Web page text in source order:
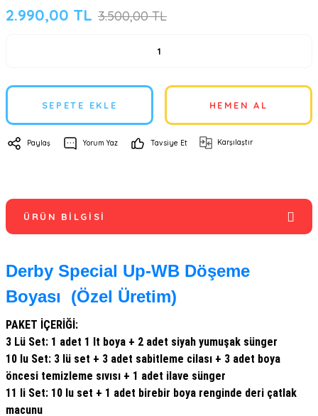
2.990,00 TL 3.500,00 TL
SEPETE EKLE HEMEN AL
Paylaş Yorum Yaz Tavsiye Et Karşılaştır
ÜRÜN BILGISI
Derby Special Up-WB Döşeme
Boyası (Özel Üretim)
PAKET İÇERİĞİ:
3 Lü Set: 1 adet 1 lt boya + 2 adet siyah yumuşak sünger
10 lu Set: 3 lü set + 3 adet sabitleme cilası + 3 adet boya
öncesi temizleme sıvısı + 1 adet ilave sünger
11 li Set: 10 lu set + 1 adet birebir boya renginde deri çatlak
macunu